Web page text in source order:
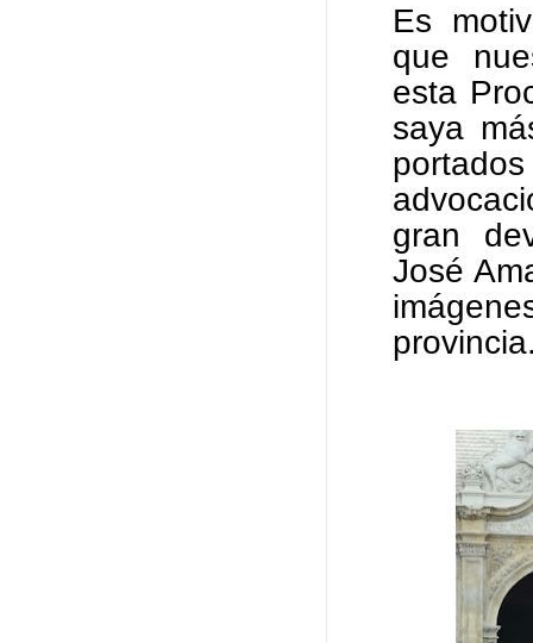
Es
que
esta
saya
gran
José